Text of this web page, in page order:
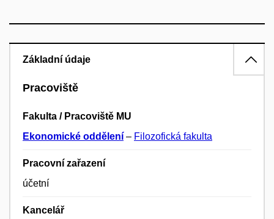
Základní údaje
Pracoviště
Fakulta / Pracoviště MU
Ekonomické oddělení – Filozofická fakulta
Pracovní zařazení
účetní
Kancelář